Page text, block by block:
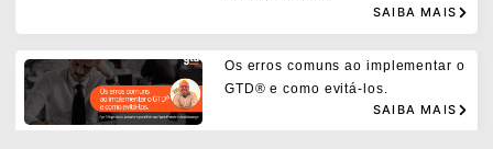
SAIBA MAIS
Os erros comuns ao implementar o
GTD® e como evitá-los.
SAIBA MAIS